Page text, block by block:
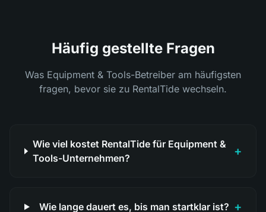
Häufig gestellte Fragen
Was Equipment & Tools-Betreiber am häufigsten
fragen, bevor sie zu RentalTide wechseln.
Wie viel kostet RentalTide für Equipment &
Tools-Unternehmen?
+
Wie lange dauert es, bis man startklar ist? +